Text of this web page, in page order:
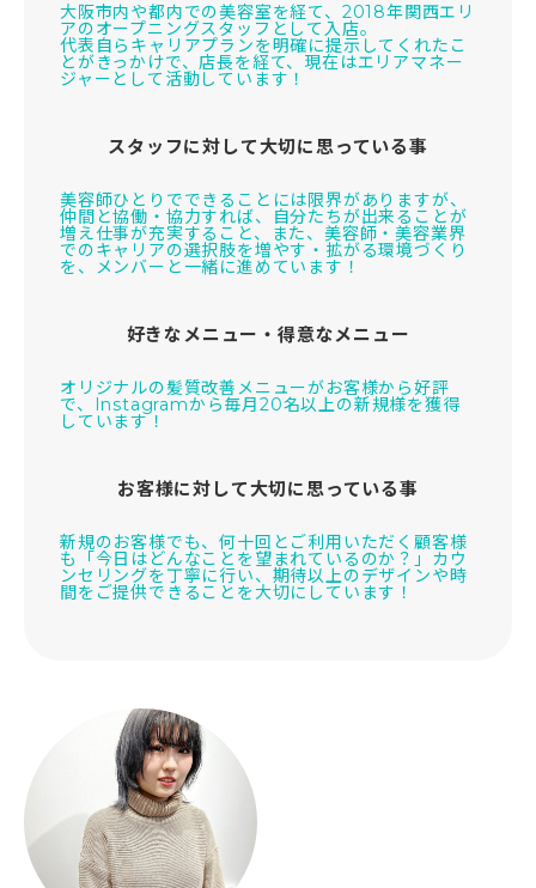
大阪市内や都内での美容室を経て、2018年関西エリ
アのオープニングスタッフとして入店。
代表自らキャリアプランを明確に提示してくれたこ
とがきっかけで、店長を経て、現在はエリアマネー
ジャーとして活動しています！
スタッフに対して大切に思っている事
美容師ひとりでできることには限界がありますが、
仲間と協働・協力すれば、自分たちが出来ることが
増え仕事が充実すること、また、美容師・美容業界
でのキャリアの選択肢を増やす・拡がる環境づくり
を、メンバーと一緒に進めています！
好きなメニュー・得意なメニュー
オリジナルの髪質改善メニューがお客様から好評
で、Instagramから毎月20名以上の新規様を獲得
しています！
お客様に対して大切に思っている事
新規のお客様でも、何十回とご利用いただく顧客様
も「今日はどんなことを望まれているのか？」カウ
ンセリングを丁寧に行い、期待以上のデザインや時
間をご提供できることを大切にしています！